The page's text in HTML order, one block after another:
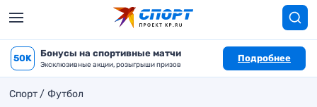
50K Бонусы на спортивные матчи
Эксклюзивные акции, розыгрыши призов
Подробнее
Спорт Футбол